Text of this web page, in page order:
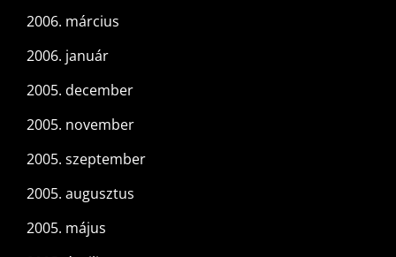
2006. március
2006. január
2005. december
2005. november
2005. szeptember
2005. augusztus
2005. május